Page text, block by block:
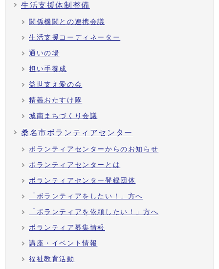
生活支援体制整備
関係機関との連携会議
生活支援コーディネーター
通いの場
担い手養成
益世支え愛の会
精義おたすけ隊
城南まちづくり会議
桑名市ボランティアセンター
ボランティアセンターからのお知らせ
ボランティアセンターとは
ボランティアセンター登録団体
「ボランティアをしたい！」方へ
「ボランティアを依頼したい！」方へ
ボランティア募集情報
講座・イベント情報
福祉教育活動